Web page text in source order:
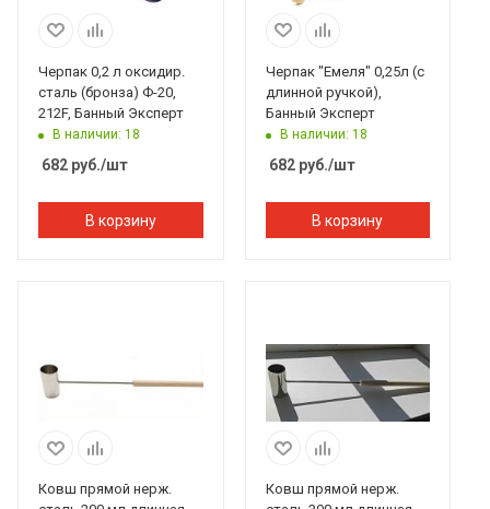
Черпак 0,2 л оксидир.
сталь (бронза) Ф-20,
212F, Банный Эксперт
В наличии: 18
682 руб./шт
В корзину
Черпак "Емеля" 0,25л (с
длинной ручкой),
Банный Эксперт
В наличии: 18
682руб./шт
В корзину
Ковш прямой нерж.
Ковш прямой нерж.